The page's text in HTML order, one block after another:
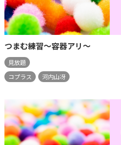
つまむ練習～容器アリ～
見放題
コプラス
河内山冴